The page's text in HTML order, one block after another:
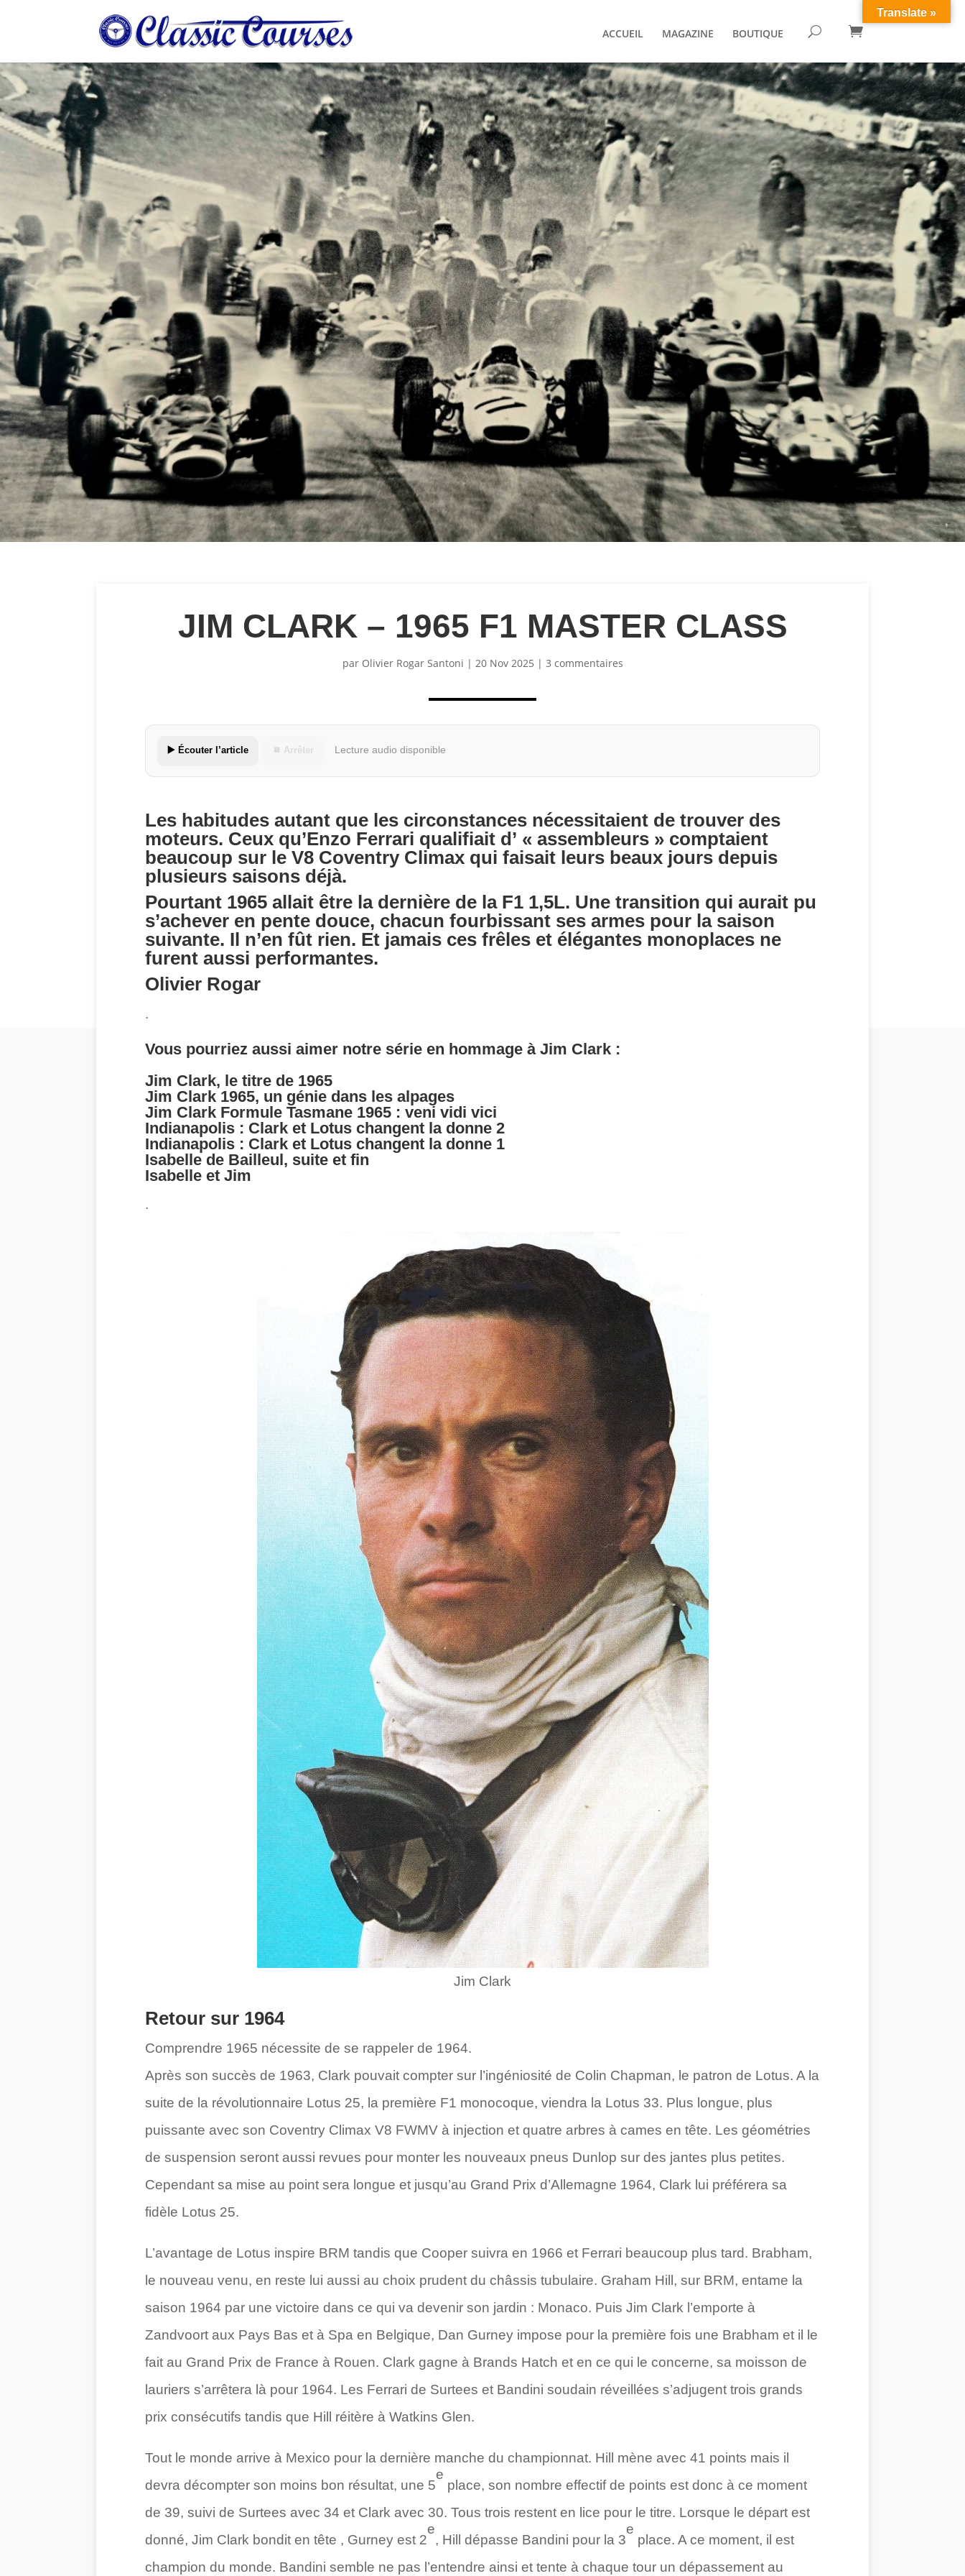
ACCUEIL MAGAZINE BOUTIQUE U 
JIM CLARK – 1965 F1 MASTER CLASS
par Olivier Rogar Santoni | 20 Nov 2025 | 3 commentaires
▶️ Écouter l’article ⏹ Arrêter Lecture audio disponible
Les habitudes autant que les circonstances nécessitaient de trouver des
moteurs. Ceux qu’Enzo Ferrari qualifiait d’ « assembleurs » comptaient
beaucoup sur le V8 Coventry Climax qui faisait leurs beaux jours depuis
plusieurs saisons déjà.
Pourtant 1965 allait être la dernière de la F1 1,5L. Une transition qui aurait pu
s’achever en pente douce, chacun fourbissant ses armes pour la saison
suivante. Il n’en fût rien. Et jamais ces frêles et élégantes monoplaces ne
furent aussi performantes.
Olivier Rogar
.
Vous pourriez aussi aimer notre série en hommage à Jim Clark :
Jim Clark, le titre de 1965
Jim Clark 1965, un génie dans les alpages
Jim Clark Formule Tasmane 1965 : veni vidi vici
Indianapolis : Clark et Lotus changent la donne 2
Indianapolis : Clark et Lotus changent la donne 1
Isabelle de Bailleul, suite et fin
Isabelle et Jim
.
Jim Clark
Retour sur 1964
Comprendre 1965 nécessite de se rappeler de 1964.
Après son succès de 1963, Clark pouvait compter sur l’ingéniosité de Colin Chapman, le patron de Lotus. A la
suite de la révolutionnaire Lotus 25, la première F1 monocoque, viendra la Lotus 33. Plus longue, plus
puissante avec son Coventry Climax V8 FWMV à injection et quatre arbres à cames en tête. Les géométries
de suspension seront aussi revues pour monter les nouveaux pneus Dunlop sur des jantes plus petites.
Cependant sa mise au point sera longue et jusqu’au Grand Prix d’Allemagne 1964, Clark lui préférera sa
fidèle Lotus 25.
L’avantage de Lotus inspire BRM tandis que Cooper suivra en 1966 et Ferrari beaucoup plus tard. Brabham,
le nouveau venu, en reste lui aussi au choix prudent du châssis tubulaire. Graham Hill, sur BRM, entame la
saison 1964 par une victoire dans ce qui va devenir son jardin : Monaco. Puis Jim Clark l’emporte à
Zandvoort aux Pays Bas et à Spa en Belgique, Dan Gurney impose pour la première fois une Brabham et il le
fait au Grand Prix de France à Rouen. Clark gagne à Brands Hatch et en ce qui le concerne, sa moisson de
lauriers s’arrêtera là pour 1964. Les Ferrari de Surtees et Bandini soudain réveillées s’adjugent trois grands
prix consécutifs tandis que Hill réitère à Watkins Glen.
Tout le monde arrive à Mexico pour la dernière manche du championnat. Hill mène avec 41 points mais il
devra décompter son moins bon résultat, une 5
e
place, son nombre effectif de points est donc à ce moment
de 39, suivi de Surtees avec 34 et Clark avec 30. Tous trois restent en lice pour le titre. Lorsque le départ est
donné, Jim Clark bondit en tête , Gurney est 2
e
, Hill dépasse Bandini pour la 3
e
place. A ce moment, il est
champion du monde. Bandini semble ne pas l’entendre ainsi et tente à chaque tour un dépassement au
Translate »